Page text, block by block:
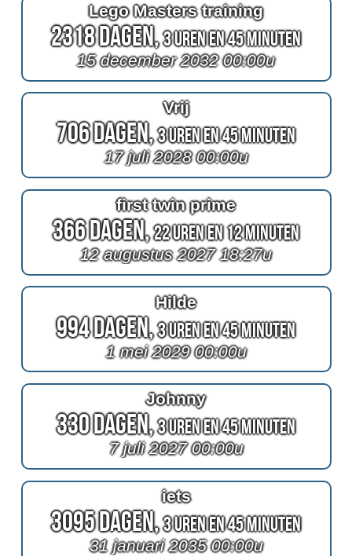
Lego Masters training
2318 Dagen,3 Uren en 45 Minuten
15 december 2032 00:00u
Vrij
706 Dagen,3 Uren en 45 Minuten
17 juli 2028 00:00u
first twin prime
366 Dagen,22 Uren en 12 Minuten
12 augustus 2027 18:27u
Hilde
994 Dagen,3 Uren en 45 Minuten
1 mei 2029 00:00u
Johnny
330 Dagen,3 Uren en 45 Minuten
7 juli 2027 00:00u
iets
3095 Dagen,3 Uren en 45 Minuten
31 januari 2035 00:00u